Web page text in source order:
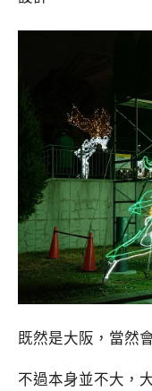
既然是大阪，當然
不過本身並不大，